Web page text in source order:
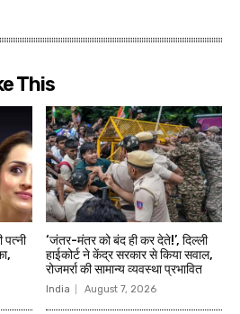
This
‘जंतर-मंतर को बंद ही कर देते!’, दिल्‍ली
हाईकोर्ट ने केंद्र सरकार से किया सवाल,
रोजमर्रा की सामान्य व्यवस्था प्रभावित
India August 7, 2026